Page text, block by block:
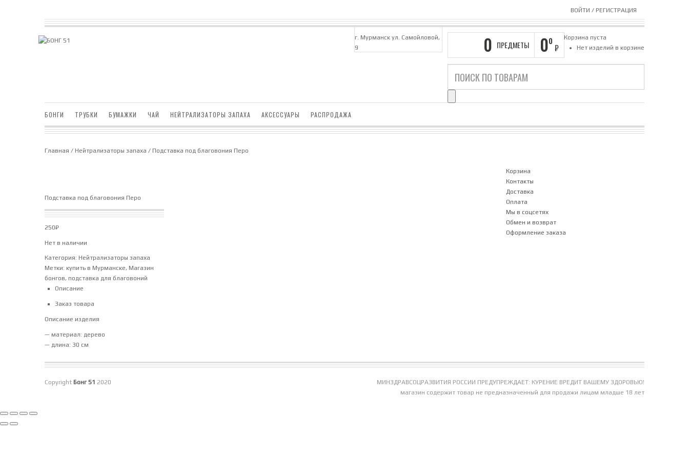
ВОЙТИ / РЕГИСТРАЦИЯ
0 ПРЕДМЕТЫ 00
₽
Корзина пуста
Нет изделий в корзине
г. Мурманск ул. Самойловой,
9
БОНГИ ТРУБКИ БУМАЖКИ ЧАЙ НЕЙТРАЛИЗАТОРЫ ЗАПАХА АКСЕССУАРЫ РАСПРОДАЖА
Главная / Нейтрализаторы запаха / Подставка под благовония Перо
Подставка под благовония Перо
250₽
Нет в наличии
Категория: Нейтрализаторы запаха
Метки: купить в Мурманске, Магазин
бонгов, подставка для благовоний
Описание
Заказ товара
Описание изделия
— материал: дерево
— длина: 30 см
Корзина
Контакты
Доставка
Оплата
Мы в соцсетях
Обмен и возврат
Оформление заказа
Copyright Бонг 51 2020
МИНЗДРАВСОЦРАЗВИТИЯ РОССИИ ПРЕДУПРЕЖДАЕТ: КУРЕНИЕ ВРЕДИТ ВАШЕМУ ЗДОРОВЬЮ!
магазин содержит товар не предназначенный для продажи лицам младше 18 лет